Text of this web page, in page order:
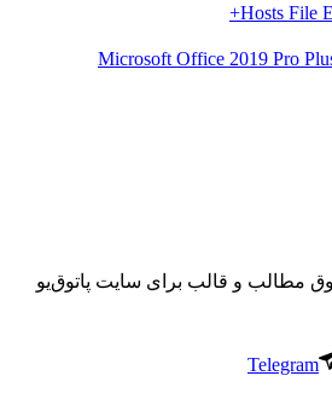
Hosts File
حقوق مطالب و قالب برای سایت پاتوق‌یو
Telegram